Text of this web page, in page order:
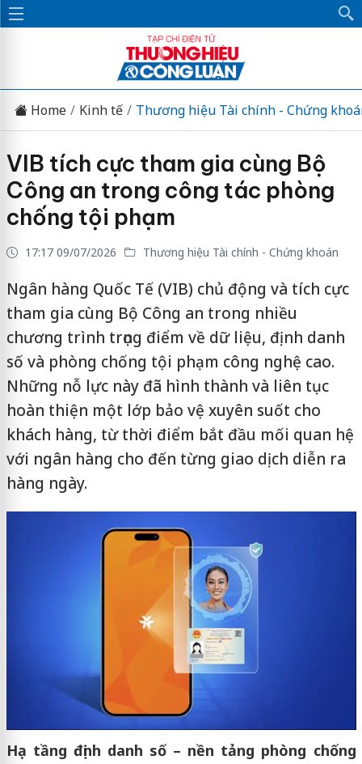
Home Kinh tế Thương hiệu Tài chính - Chứng
VIB tích cực tham gia cùng Bộ
Công an trong công tác phòng
chống tội phạm
17:17 09/07/2026 Thương hiệu Tài chính - Chứng khoán
Ngân hàng Quốc Tế (VIB) chủ động và tích cực
tham gia cùng Bộ Công an trong nhiều
chương trình trọng điểm về dữ liệu, định danh
số và phòng chống tội phạm công nghệ cao.
Những nỗ lực này đã hình thành và liên tục
hoàn thiện một lớp bảo vệ xuyên suốt cho
khách hàng, từ thời điểm bắt đầu mối quan hệ
với ngân hàng cho đến từng giao dịch diễn ra
hàng ngày.
Hạ tầng định danh số – nền tảng phòng chống